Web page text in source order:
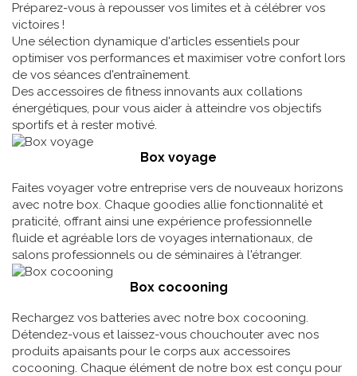
Préparez-vous à repousser vos limites et à célébrer vos
victoires !
Une sélection dynamique d'articles essentiels pour
optimiser vos performances et maximiser votre confort lors
de vos séances d'entraînement.
Des accessoires de fitness innovants aux collations
énergétiques, pour vous aider à atteindre vos objectifs
sportifs et à rester motivé.
Box voyage
Faites voyager votre entreprise vers de nouveaux horizons
avec notre box. Chaque goodies allie fonctionnalité et
praticité, offrant ainsi une expérience professionnelle
fluide et agréable lors de voyages internationaux, de
salons professionnels ou de séminaires à l'étranger.
Box cocooning
Rechargez vos batteries avec notre box cocooning.
Détendez-vous et laissez-vous chouchouter avec nos
produits apaisants pour le corps aux accessoires
cocooning. Chaque élément de notre box est conçu pour